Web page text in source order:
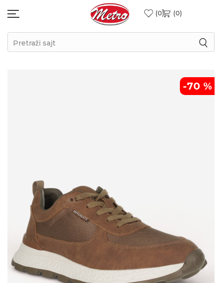
0 0
Pretraži sajt
-70 %